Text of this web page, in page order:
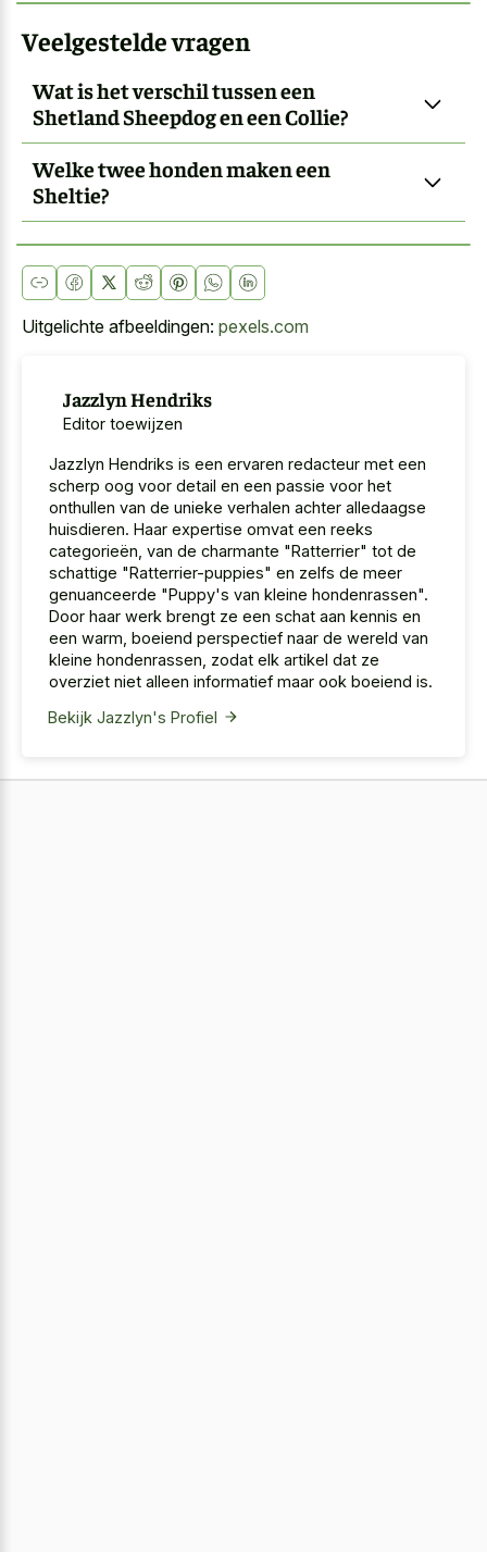
Veelgestelde vragen
Wat is het verschil tussen een
Shetland Sheepdog en een Collie?
Welke twee honden maken een
Sheltie?
Uitgelichte afbeeldingen: pexels.com
Jazzlyn Hendriks
Editor toewijzen
Jazzlyn Hendriks is een ervaren redacteur met een
scherp oog voor detail en een passie voor het
onthullen van de unieke verhalen achter alledaagse
huisdieren. Haar expertise omvat een reeks
categorieën, van de charmante "Ratterrier" tot de
schattige "Ratterrier-puppies" en zelfs de meer
genuanceerde "Puppy's van kleine hondenrassen".
Door haar werk brengt ze een schat aan kennis en
een warm, boeiend perspectief naar de wereld van
kleine hondenrassen, zodat elk artikel dat ze
overziet niet alleen informatief maar ook boeiend is.
Bekijk Jazzlyn's Profiel